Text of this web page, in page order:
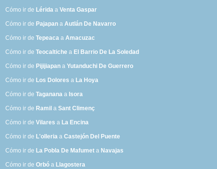
Cómo ir de Lérida aVenta Gaspar
Cómo ir de Pajapan aAutlán De Navarro
Cómo ir deTepeaca aAmacuzac
Cómo ir deTeocaltiche a El Barrio De La Soledad
Cómo ir de Pijijiapan aYutanduchi De Guerrero
Cómo ir de Los Dolores a La Hoya
Cómo ir deTaganana a Isora
Cómo ir de Ramil aSant Climenç
Cómo ir deVilares a La Encina
Cómo ir de L'olleria aCastejón Del Puente
Cómo ir de La Pobla De Mafumet a Navajas
Cómo ir deOrbó a Llagostera